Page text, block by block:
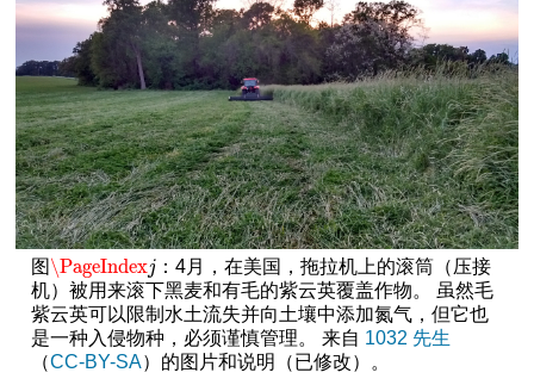
图\PageIndexj
\PageIndexj
：4月，在美国，拖拉机上的滚筒（压接
机）被用来滚下黑麦和有毛的紫云英覆盖作物。 虽然毛
紫云英可以限制水土流失并向土壤中添加氮气，但它也
是一种入侵物种，必须谨慎管理。 来自 1032 先生
（CC-BY-SA）的图片和说明（已修改）。